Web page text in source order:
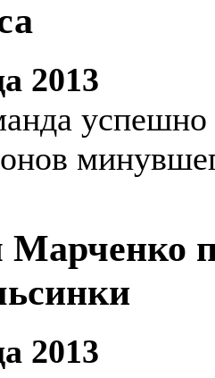
2013
2013